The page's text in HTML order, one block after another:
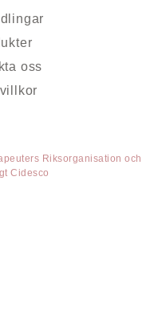
oss
Riksorganisation och
Cidesco